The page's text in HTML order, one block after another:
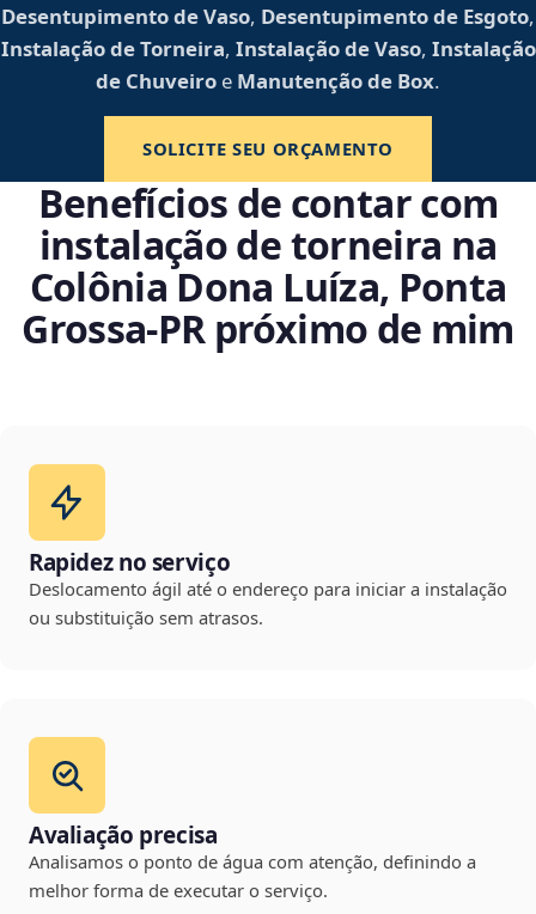
Desentupimento de Vaso, Desentupimento de Esgoto,
Instalação de Torneira, Instalação de Vaso, Instalação
de Chuveiro e Manutenção de Box.
SOLICITE SEU ORÇAMENTO
Benefícios de contar com
instalação de torneira na
Colônia Dona Luíza, Ponta
Grossa‑PR próximo de mim
Rapidez no serviço
Deslocamento ágil até o endereço para iniciar a instalação
ou substituição sem atrasos.
Avaliação precisa
Analisamos o ponto de água com atenção, definindo a
melhor forma de executar o serviço.